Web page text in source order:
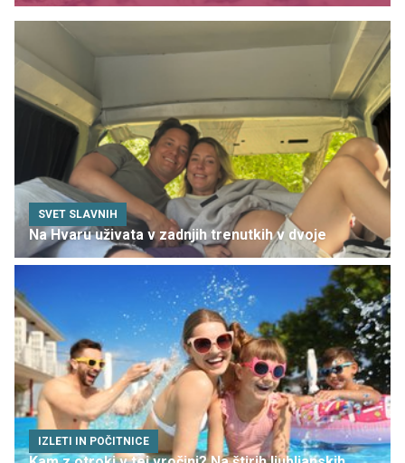
SVET SLAVNIH
Na Hvaru uživata v zadnjih trenutkih v dvoje
IZLETI IN POČITNICE